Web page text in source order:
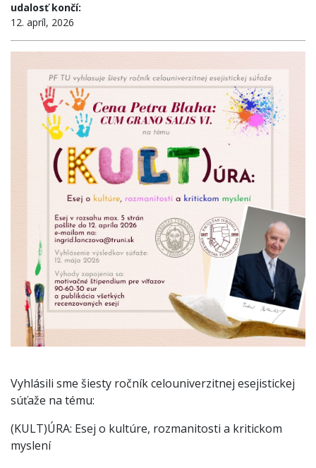
Vyhlásili sme šiesty ročník celouniverzitnej esejistickej
súťaže na tému:
(KULT)ÚRA: Esej o kultúre, rozmanitosti a kritickom
myslení
udalosť končí:
12. apríl, 2026